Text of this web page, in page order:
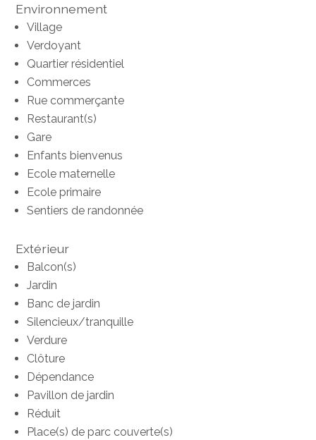
Environnement
Village
Verdoyant
Quartier résidentiel
Commerces
Rue commerçante
Restaurant(s)
Gare
Enfants bienvenus
Ecole maternelle
Ecole primaire
Sentiers de randonnée
Extérieur
Balcon(s)
Jardin
Banc de jardin
Silencieux/tranquille
Verdure
Clôture
Dépendance
Pavillon de jardin
Réduit
Place(s) de parc couverte(s)